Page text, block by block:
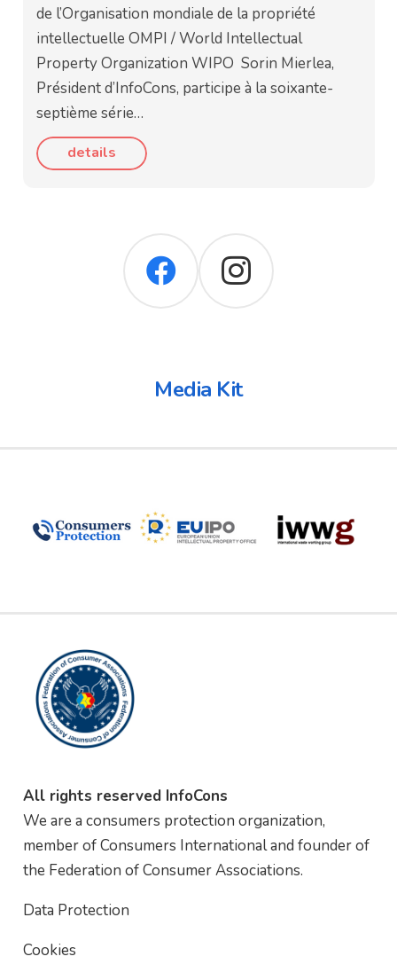
de l’Organisation mondiale de la propriété
intellectuelle OMPI / World Intellectual
Property Organization WIPO Sorin Mierlea,
Président d’InfoCons, participe à la soixante-
septième série…
details
Media Kit
All rights reserved InfoCons
We are a consumers protection organization,
member of Consumers International and founder of
the Federation of Consumer Associations.
Data Protection
Cookies